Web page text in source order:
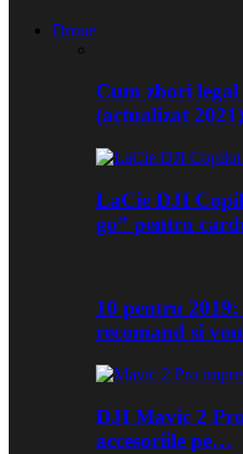
Drone
Cum zbori
(actualizat 2021)
LaCie DJI
go” pentru
10 pentru 2019:
recomand si
DJI Mavic 2
accesoriile pe…